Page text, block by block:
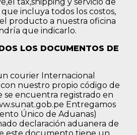
que incluya todos los costos,
producto a nuestra oficina
que indicarlo.
LOS DOCUMENTOS DE
courier Internacional
nuestro propio código de
se encuentra registrado en
Entregamos
Único de Aduanas)
declaración aduanera de